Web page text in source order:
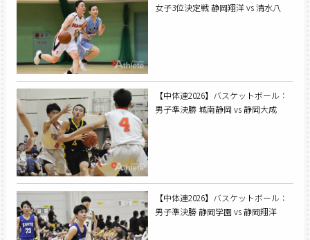
女子3位決定戦 静岡翔洋 vs 清水八
【中体連2026】バスケットボール：
男子準決勝 城南静岡 vs 静岡大成
【中体連2026】バスケットボール：
男子準決勝 静岡学園 vs 静岡翔洋